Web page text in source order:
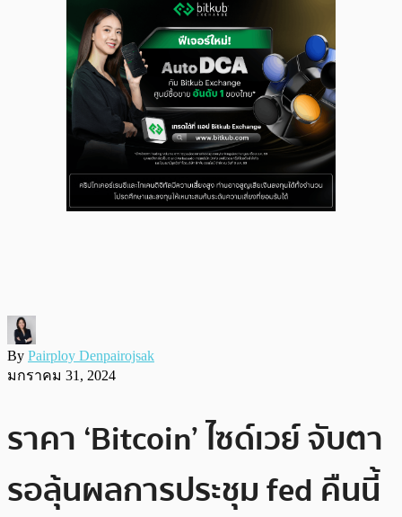
By Pairploy Denpairojsak
มกราคม 31, 2024
ราคา ‘Bitcoin’ ไซด์เวย์ จับตา
รอลุ้นผลการประชุม fed คืนนี้